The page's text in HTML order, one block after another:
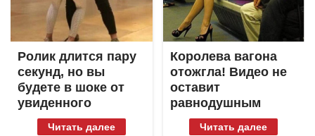
Ролик длится пару
секунд, но вы
будете в шоке от
увиденного
Читать далее
Королева вагона
отожгла! Видео не
оставит
равнодушным
Читать далее